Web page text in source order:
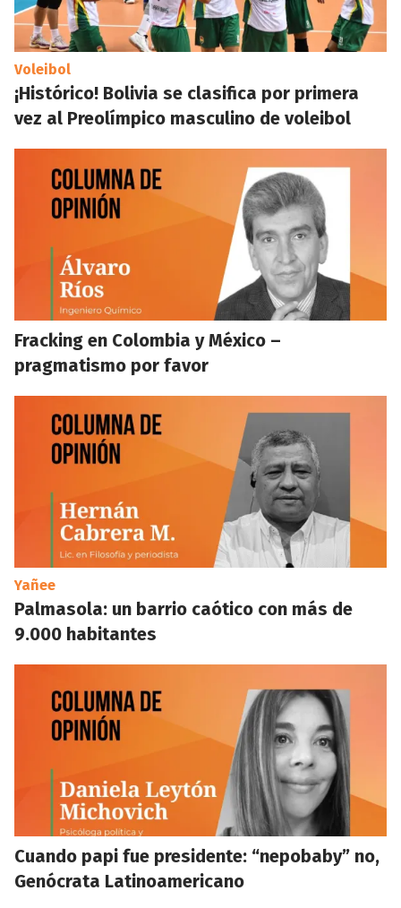
Voleibol
¡Histórico! Bolivia se clasifica por primera
vez al Preolímpico masculino de voleibol
Fracking en Colombia y México –
pragmatismo por favor
Yañee
Palmasola: un barrio caótico con más de
9.000 habitantes
Cuando papi fue presidente: “nepobaby” no,
Genócrata Latinoamericano